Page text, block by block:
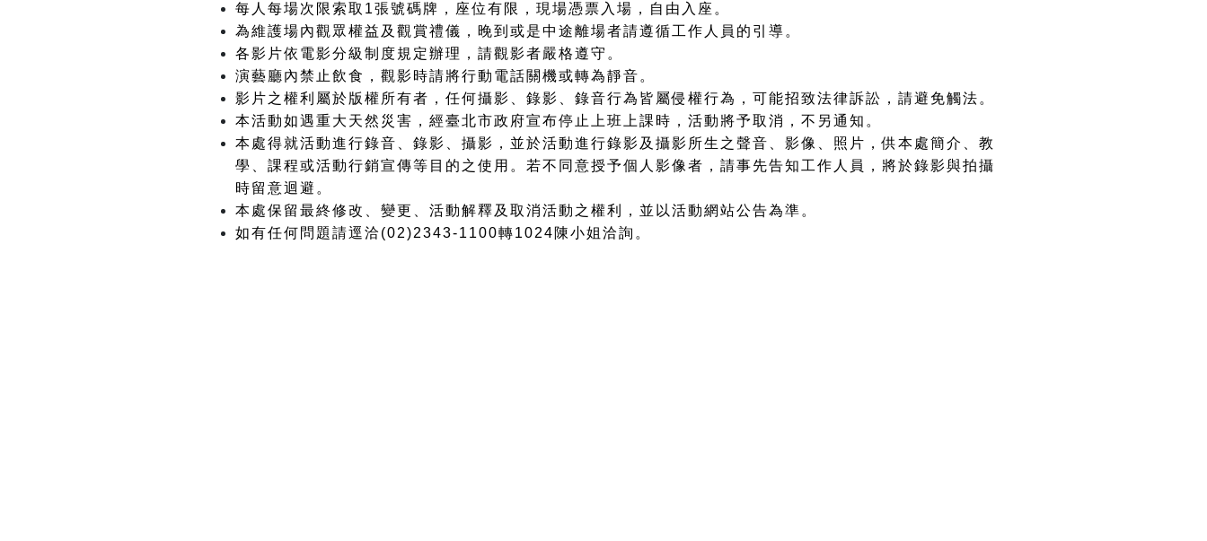
每人每場次限索取1張號碼牌，座位有限，現場憑票入場，自由入座。
為維護場內觀眾權益及觀賞禮儀，晚到或是中途離場者請遵循工作人員的引導。
各影片依電影分級制度規定辦理，請觀影者嚴格遵守。
演藝廳內禁止飲食，觀影時請將行動電話關機或轉為靜音。
影片之權利屬於版權所有者，任何攝影、錄影、錄音行為皆屬侵權行為，可能招致法律訴訟，請避免觸法。
本活動如遇重大天然災害，經臺北市政府宣布停止上班上課時，活動將予取消，不另通知。
本處得就活動進行錄音、錄影、攝影，並於活動進行錄影及攝影所生之聲音、影像、照片，供本處簡介、教
學、課程或活動行銷宣傳等目的之使用。若不同意授予個人影像者，請事先告知工作人員，將於錄影與拍攝
時留意迴避。
本處保留最終修改、變更、活動解釋及取消活動之權利，並以活動網站公告為準。
如有任何問題請逕洽(02)2343-1100轉1024陳小姐洽詢。